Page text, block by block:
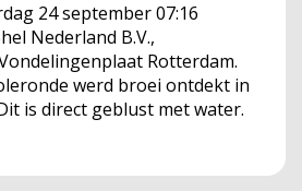
24 september 07:16
Nederland B.V.,
Rotterdam.
werd broei ontdekt in
is direct geblust met water.